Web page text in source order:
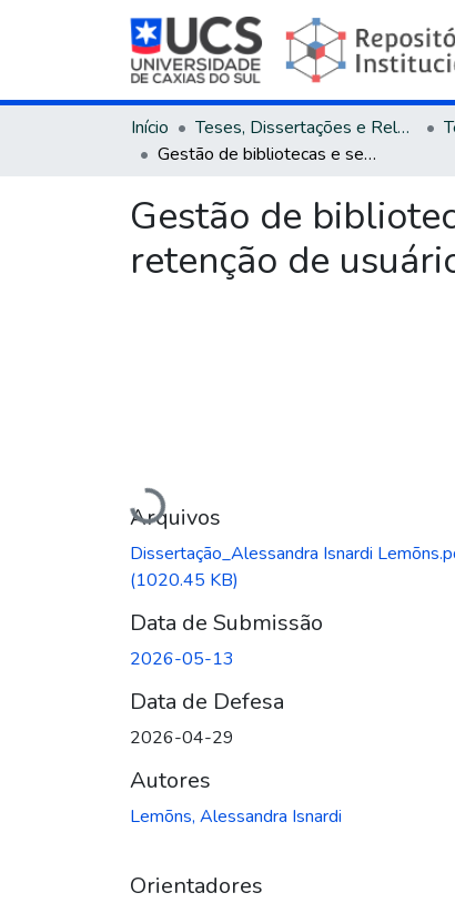
Início Teses, Dissertações e Relatórios
Gestão de bibliotecas e serviços de informação: estratégias para retenção de usuários
Gestão de
retenção de
Carregando...
Arquivos
Dissertação_Alessandra Isnardi
(1020.45 KB)
Data de Submissão
2026-05-13
Data de Defesa
2026-04-29
Autores
Lemõns, Alessandra Isnardi
Orientadores